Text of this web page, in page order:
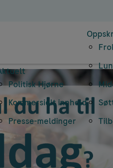
Politisk Hjørne
Kommersielt innhold
Presse-meldinger